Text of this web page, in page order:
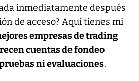
inmediatamente después
de acceso? Aquí tienes mi
empresas de trading
cuentas de fondeo
ni evaluaciones.